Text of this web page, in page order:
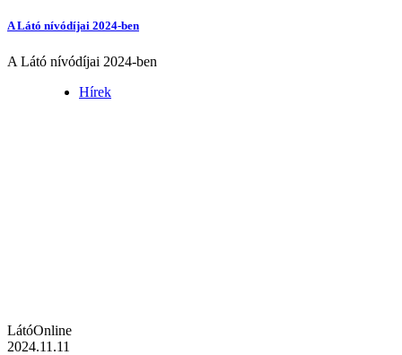
A Látó nívódíjai 2024-ben
A Látó nívódíjai 2024-ben
Hírek
LátóOnline
2024.11.11